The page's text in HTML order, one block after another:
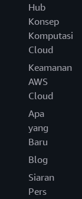
Hub
Konsep
Komputasi
Cloud
Keamanan
AWS
Cloud
Apa
yang
Baru
Blog
Siaran
Pers